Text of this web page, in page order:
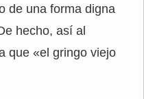
de una forma digna
hecho, así al
que «el gringo viejo